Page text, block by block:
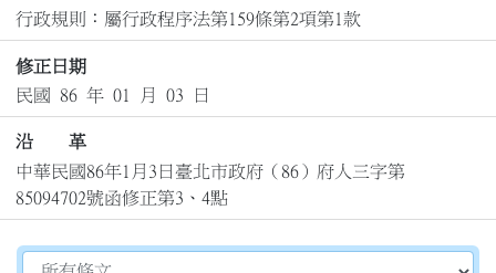
行政規則：屬行政程序法第159條第2項第1款
修正日期
民國 86 年 01 月 03 日
沿 革
中華民國86年1月3日臺北市政府（86）府人三字第
85094702號函修正第3、4點
切換選擇法規資訊內容